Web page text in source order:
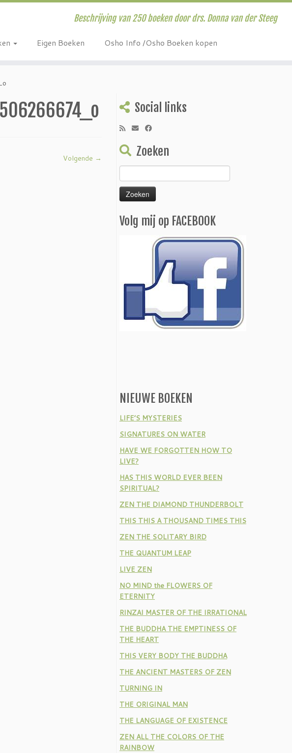
Beschrijving van 250 boeken door drs. Donna van der Steeg
Eigen Boeken Osho Info /Osho Boeken kopen
Volgende →
Social links
Zoeken
naar:
Volg mij op FACEBOOK
NIEUWE BOEKEN
LIFE’S MYSTERIES
SIGNATURES ON WATER
HAVE WE FORGOTTEN HOW TO
LIVE?
HAS THIS WORLD EVER BEEN
SPIRITUAL?
ZEN THE DIAMOND THUNDERBOLT
THIS THIS A THOUSAND TIMES THIS
ZEN THE SOLITARY BIRD
THE QUANTUM LEAP
LIVE ZEN
NO MIND the FLOWERS OF
ETERNITY
RINZAI MASTER OF THE IRRATIONAL
THE BUDDHA THE EMPTINESS OF
THE HEART
THIS VERY BODY THE BUDDHA
THE ANCIENT MASTERS OF ZEN
TURNING IN
THE ORIGINAL MAN
THE LANGUAGE OF EXISTENCE
ZEN ALL THE COLORS OF THE
RAINBOW